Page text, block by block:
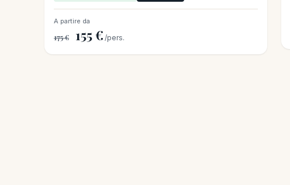
A partire da
175 € 155 € /pers.